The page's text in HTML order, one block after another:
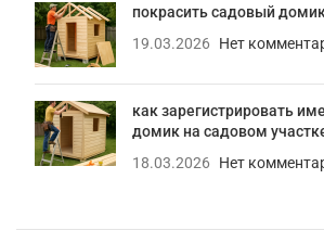
покрасить садовый
19.03.2026
Нет
как зарегистрировать
домик на садовом
18.03.2026
Нет